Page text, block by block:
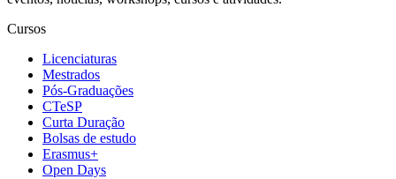
Cursos
Licenciaturas
Mestrados
Pós-Graduações
CTeSP
Curta Duração
Bolsas de estudo
Erasmus+
Open Days